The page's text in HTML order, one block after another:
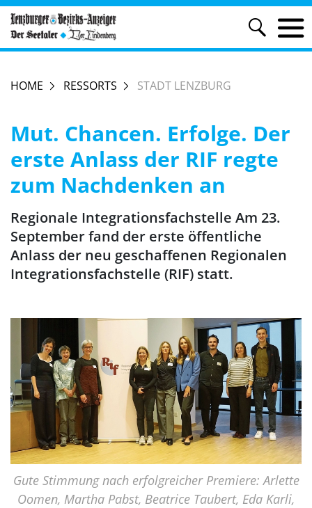
HOME RESSORTS STADT LENZBURG
Mut. Chancen. Erfolge. Der
erste Anlass der RIF regte
zum Nachdenken an
Regionale Integrationsfachstelle Am 23.
September fand der erste öffentliche
Anlass der neu geschaffenen Regionalen
Integrationsfachstelle (RIF) statt.
Gute Stimmung nach erfolgreicher Premiere: Arlette
Oomen, Martha Pabst, Beatrice Taubert, Eda Karli,